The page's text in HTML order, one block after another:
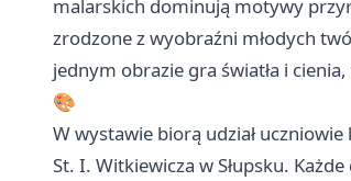
malarskich dominują motywy
zrodzone z wyobraźni młodych
jednym obrazie gra światła i
🎨
W wystawie biorą udział uczniowie
St. I. Witkiewicza w Słupsku.